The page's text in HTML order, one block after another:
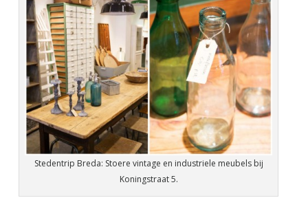
Stedentrip Breda: Stoere vintage en industriele meubels bij
Koningstraat 5.